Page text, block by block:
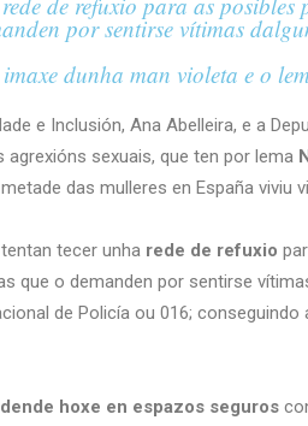
por sentirse vítimas
dunha man violeta e o
e Inclusión, Ana Abelleira, e a
sexuais, que ten por lema
das mulleres en España viviu
tecer unha rede de refuxio
que o demanden por sentirse
de Policía ou 016;
hoxe en espazos seguros